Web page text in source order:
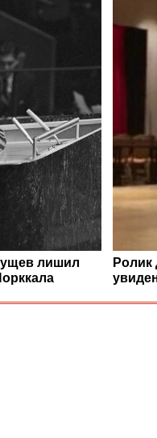
лишил
Ролик